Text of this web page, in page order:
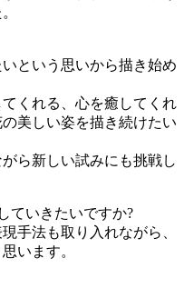
という思いから描き始め
くれる、心を癒してくれ
美しい姿を描き続けたい
ら新しい試みにも挑戦し
ていきたいですか?
手法も取り入れながら、
います。